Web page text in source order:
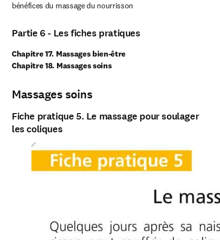
bénéfices du massage du nourrisson
Partie 6 - Les fiches pratiques
Chapitre 17. Massages bien-être
Chapitre 18. Massages soins
Massages soins
Fiche pratique 5. Le massage pour soulager
les coliques